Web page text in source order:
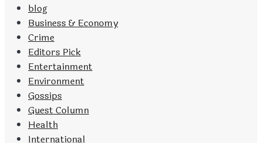
blog
Business & Economy
Crime
Editors Pick
Entertainment
Environment
Gossips
Guest Column
Health
International